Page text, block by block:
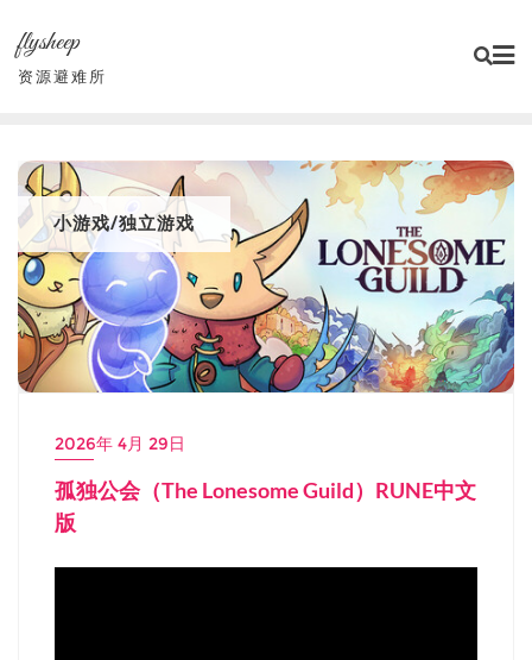
content
flysheep
资源避难所
小游戏/独立游戏
2026年 4月 29日
孤独公会（The Lonesome Guild）RUNE中文
版